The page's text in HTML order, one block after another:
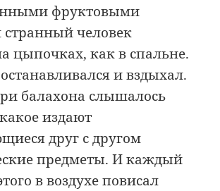
фруктовыми
странный человек
цыпочках, как в спальне.
и вздыхал.
балахона слышалось
издают
друг с другом
предметы. И каждый
в воздухе повисал